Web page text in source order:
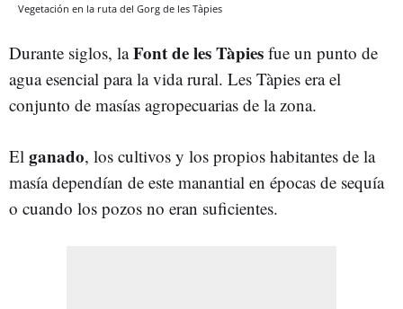
Vegetación en la ruta del Gorg de les Tàpies
Durante siglos, laFont de les Tàpies fue un punto de
agua esencial para la vida rural. Les Tàpies era el
conjunto de masías agropecuarias de la zona.
El ganado, los cultivos y los propios habitantes de la
masía dependían de este manantial en épocas de sequía
o cuando los pozos no eran suficientes.